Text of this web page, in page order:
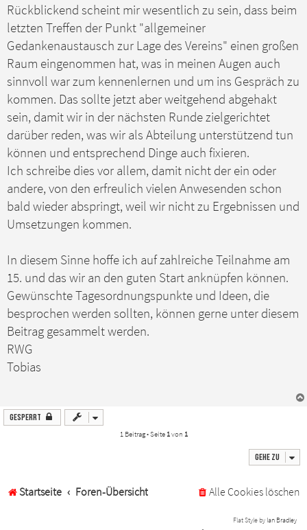
Rückblickend scheint mir wesentlich zu sein, dass beim
letzten Treffen der Punkt "allgemeiner
Gedankenaustausch zur Lage des Vereins" einen großen
Raum eingenommen hat, was in meinen Augen auch
sinnvoll war zum kennenlernen und um ins Gespräch zu
kommen. Das sollte jetzt aber weitgehend abgehakt
sein, damit wir in der nächsten Runde zielgerichtet
darüber reden, was wir als Abteilung unterstützend tun
können und entsprechend Dinge auch fixieren.
Ich schreibe dies vor allem, damit nicht der ein oder
andere, von den erfreulich vielen Anwesenden schon
bald wieder abspringt, weil wir nicht zu Ergebnissen und
Umsetzungen kommen.
In diesem Sinne hoffe ich auf zahlreiche Teilnahme am
15. und das wir an den guten Start anknüpfen können.
Gewünschte Tagesordnungspunkte und Ideen, die
besprochen werden sollten, können gerne unter diesem
Beitrag gesammelt werden.
RWG
Tobias
Gesperrt
1 Beitrag • Seite 1von 1
Gehe zu
Startseite Foren-Übersicht Alle Cookies löschen
Flat Style by Ian Bradley